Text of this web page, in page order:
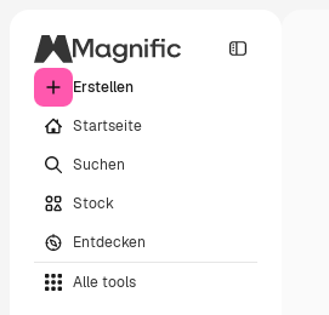
Erstellen
Startseite
Suchen
Stock
Entdecken
Alle tools